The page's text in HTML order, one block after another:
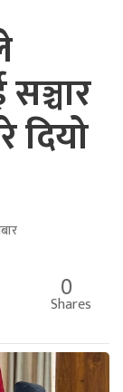
दियो
0
Shares